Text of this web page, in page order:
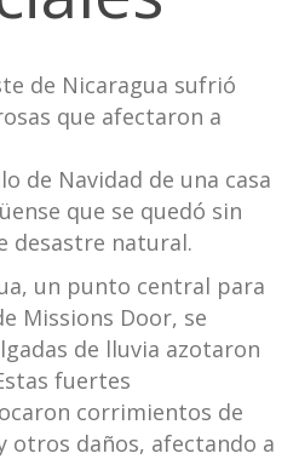
de Nicaragua sufrió
que afectaron a
de Navidad de una casa
que se quedó sin
desastre natural.
un punto central para
Missions Door, se
de lluvia azotaron
fuertes
corrimientos de
otros daños, afectando a